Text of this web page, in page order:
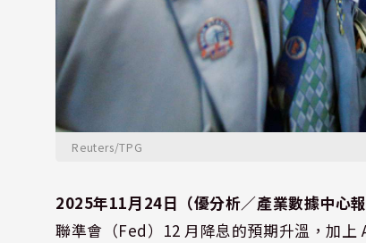
Reuters/TPG
2025年11月24日（優分析／產業數據中心報
聯準會（Fed）12 月降息的預期升溫，加